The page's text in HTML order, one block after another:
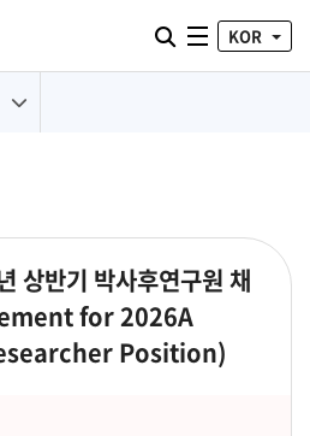
통합검색 열기
전체메뉴
KOR
상반기 박사후연구원 채
for 2026A
Position)